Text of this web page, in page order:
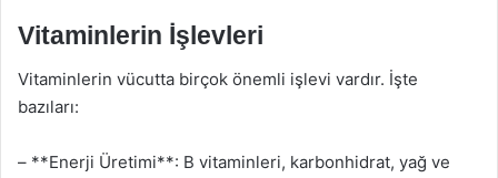
Vitaminlerin İşlevleri
Vitaminlerin vücutta birçok önemli işlevi vardır. İşte
bazıları:
– **Enerji Üretimi**: B vitaminleri, karbonhidrat, yağ ve